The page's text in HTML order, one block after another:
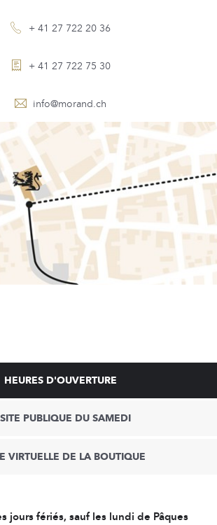
+ 41 27 722 20 36
+ 41 27 722 75 30
info@morand.ch
HEURES D'OUVERTURE
PUBLIQUE DU SAMEDI
VIRTUELLE DE LA BOUTIQUE
jours fériés, sauf les lundi de Pâques